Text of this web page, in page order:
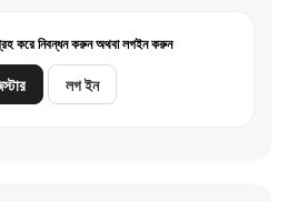
করে নিবন্ধন করুন অথবা লগইন করুন
লগ ইন